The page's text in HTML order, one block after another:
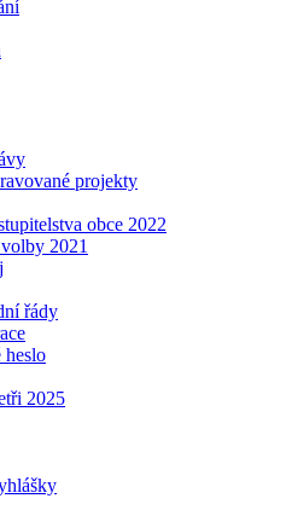
projekty
obce 2022
2021
řády
heslo
2025